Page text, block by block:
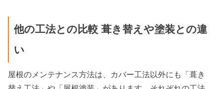
他の工法との比較 葺き替えや塗装との違
い
屋根のメンテナンス方法は、カバー工法以外にも「葺き